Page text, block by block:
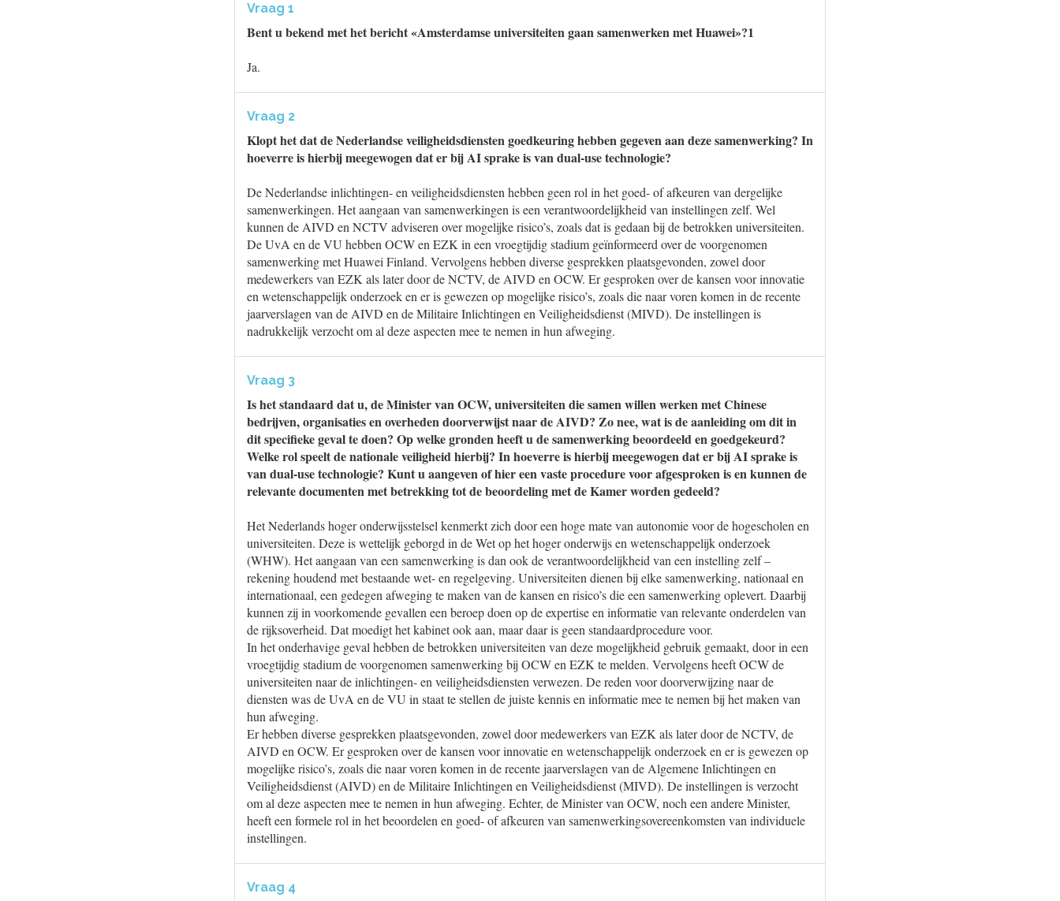
Vraag 1
Bent u bekend met het bericht «Amsterdamse universiteiten gaan samenwerken met Huawei»?1
Ja.
Vraag 2
Klopt het dat de Nederlandse veiligheidsdiensten goedkeuring hebben gegeven aan deze samenwerking? In
hoeverre is hierbij meegewogen dat er bij AI sprake is van dual-use technologie?
De Nederlandse inlichtingen- en veiligheidsdiensten hebben geen rol in het goed- of afkeuren van dergelijke
samenwerkingen. Het aangaan van samenwerkingen is een verantwoordelijkheid van instellingen zelf. Wel
kunnen de AIVD en NCTV adviseren over mogelijke risico’s, zoals dat is gedaan bij de betrokken universiteiten.
De UvA en de VU hebben OCW en EZK in een vroegtijdig stadium geïnformeerd over de voorgenomen
samenwerking met Huawei Finland. Vervolgens hebben diverse gesprekken plaatsgevonden, zowel door
medewerkers van EZK als later door de NCTV, de AIVD en OCW. Er gesproken over de kansen voor innovatie
en wetenschappelijk onderzoek en er is gewezen op mogelijke risico’s, zoals die naar voren komen in de recente
jaarverslagen van de AIVD en de Militaire Inlichtingen en Veiligheidsdienst (MIVD). De instellingen is
nadrukkelijk verzocht om al deze aspecten mee te nemen in hun afweging.
Vraag 3
Is het standaard dat u, de Minister van OCW, universiteiten die samen willen werken met Chinese
bedrijven, organisaties en overheden doorverwijst naar de AIVD? Zo nee, wat is de aanleiding om dit in
dit specifieke geval te doen? Op welke gronden heeft u de samenwerking beoordeeld en goedgekeurd?
Welke rol speelt de nationale veiligheid hierbij? In hoeverre is hierbij meegewogen dat er bij AI sprake is
van dual-use technologie? Kunt u aangeven of hier een vaste procedure voor afgesproken is en kunnen de
relevante documenten met betrekking tot de beoordeling met de Kamer worden gedeeld?
Het Nederlands hoger onderwijsstelsel kenmerkt zich door een hoge mate van autonomie voor de hogescholen en
universiteiten. Deze is wettelijk geborgd in de Wet op het hoger onderwijs en wetenschappelijk onderzoek
(WHW). Het aangaan van een samenwerking is dan ook de verantwoordelijkheid van een instelling zelf –
rekening houdend met bestaande wet- en regelgeving. Universiteiten dienen bij elke samenwerking, nationaal en
internationaal, een gedegen afweging te maken van de kansen en risico’s die een samenwerking oplevert. Daarbij
kunnen zij in voorkomende gevallen een beroep doen op de expertise en informatie van relevante onderdelen van
de rijksoverheid. Dat moedigt het kabinet ook aan, maar daar is geen standaardprocedure voor.
In het onderhavige geval hebben de betrokken universiteiten van deze mogelijkheid gebruik gemaakt, door in een
vroegtijdig stadium de voorgenomen samenwerking bij OCW en EZK te melden. Vervolgens heeft OCW de
universiteiten naar de inlichtingen- en veiligheidsdiensten verwezen. De reden voor doorverwijzing naar de
diensten was de UvA en de VU in staat te stellen de juiste kennis en informatie mee te nemen bij het maken van
hun afweging.
Er hebben diverse gesprekken plaatsgevonden, zowel door medewerkers van EZK als later door de NCTV, de
AIVD en OCW. Er gesproken over de kansen voor innovatie en wetenschappelijk onderzoek en er is gewezen op
mogelijke risico’s, zoals die naar voren komen in de recente jaarverslagen van de Algemene Inlichtingen en
Veiligheidsdienst (AIVD) en de Militaire Inlichtingen en Veiligheidsdienst (MIVD). De instellingen is verzocht
om al deze aspecten mee te nemen in hun afweging. Echter, de Minister van OCW, noch een andere Minister,
heeft een formele rol in het beoordelen en goed- of afkeuren van samenwerkingsovereenkomsten van individuele
instellingen.
Vraag 4